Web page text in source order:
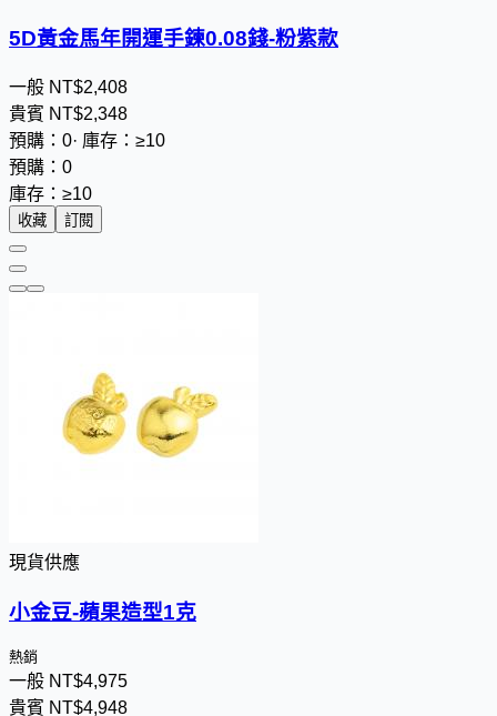
5D黃金馬年開運手鍊0.08錢-粉紫款
一般 NT$2,408
貴賓 NT$2,348
預購：0· 庫存：≥10
預購：0
庫存：≥10
收藏 訂閱
現貨供應
小金豆-蘋果造型1克
熱銷
一般 NT$4,975
貴賓 NT$4,948